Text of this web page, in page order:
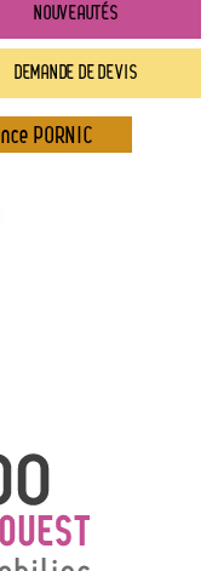
NOUVEAUTÉS
DEMANDE DE DEVIS
PORNIC